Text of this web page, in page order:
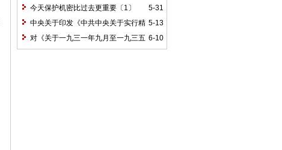
委的信和给谭世瑛的复信
5-31
今天保护机密比过去更重要〔1〕
5-13
中央关于印发《中共中央关于实行精
兵简政、增产节约、反对贪污、反对浪费
和反对官僚主义的决定》的通知和毛泽东
6-10
对《关于一九三一年九月至一九三五